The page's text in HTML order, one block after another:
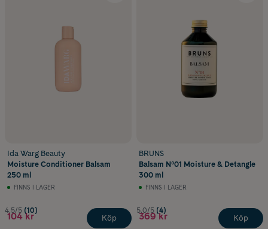
Ida Warg Beauty
Moisture Conditioner Balsam
250 ml
FINNS I LAGER
4.5/5 (10)
104 kr Köp
BRUNS
Balsam Nº01 Moisture & Detangle
300 ml
FINNS I LAGER
5.0/5 (4)
369 kr Köp